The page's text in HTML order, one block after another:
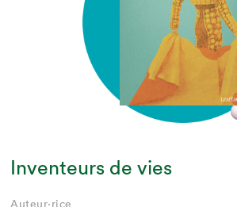
Inventeurs de vies
Auteur·rice